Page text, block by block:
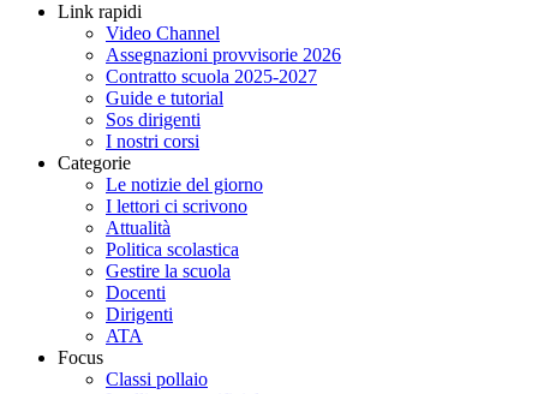
Link rapidi
Video Channel
Assegnazioni provvisorie 2026
Contratto scuola 2025-2027
Guide e tutorial
Sos dirigenti
I nostri corsi
Categorie
Le notizie del giorno
I lettori ci scrivono
Attualità
Politica scolastica
Gestire la scuola
Docenti
Dirigenti
ATA
Focus
Classi pollaio